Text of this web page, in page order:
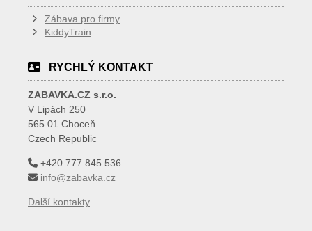
Zábava pro firmy
KiddyTrain
RYCHLÝ KONTAKT
ZABAVKA.CZ s.r.o.
V Lipách 250
565 01 Choceň
Czech Republic
+420 777 845 536
info@zabavka.cz
Další kontakty